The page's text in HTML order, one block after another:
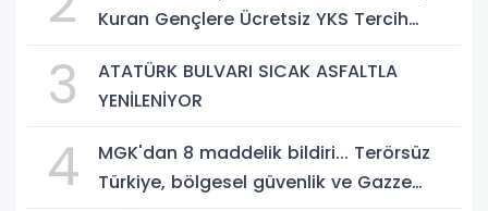
Kuran Gençlere Ücretsiz YKS Tercih
3
ATATÜRK BULVARI SICAK ASFALTLA
YENİLENİYOR
4
MGK'dan 8 maddelik bildiri... Terörsüz
Türkiye, bölgesel güvenlik ve Gazze